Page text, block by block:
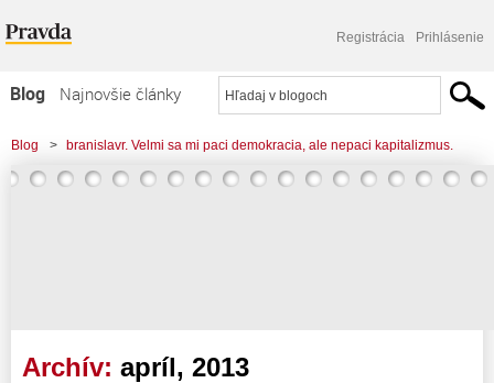
Registrácia Prihlásenie
Blog
Najnovšie články
Najčítanejšie články
Najkomentovanejšie články
Blog > branislavr. Velmi sa mi paci demokracia, ale nepaci kapitalizmus.
Archív: apríl, 2013